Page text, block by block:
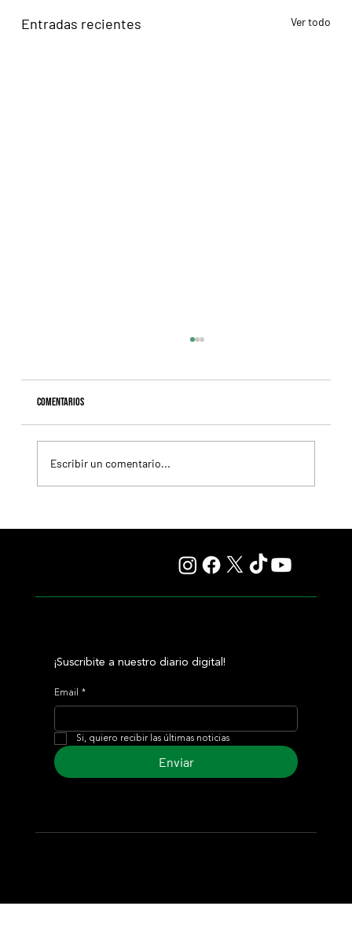
Entradas recientes Ver todo
Comentarios
Escribir un comentario...
¡Suscribite a nuestro diario digital!
Email *
Si, quiero recibir las últimas noticias
Enviar